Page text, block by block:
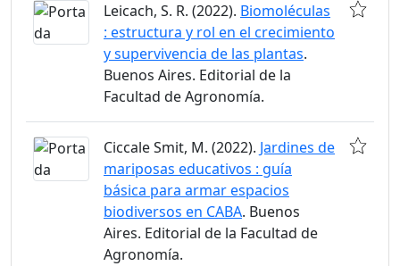
Leicach, S. R. (2022). Biomoléculas
: estructura y rol en el crecimiento
y supervivencia de las plantas.
Buenos Aires. Editorial de la
Facultad de Agronomía.
Ciccale Smit, M. (2022). Jardines de
mariposas educativos : guía
básica para armar espacios
biodiversos en CABA. Buenos
Aires. Editorial de la Facultad de
Agronomía.